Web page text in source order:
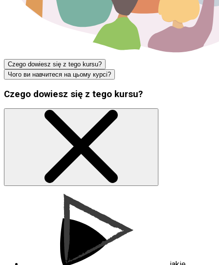
Czego dowiesz się z tego kursu?
Чого ви навчитеся на цьому курсі?
Czego dowiesz się z tego kursu?